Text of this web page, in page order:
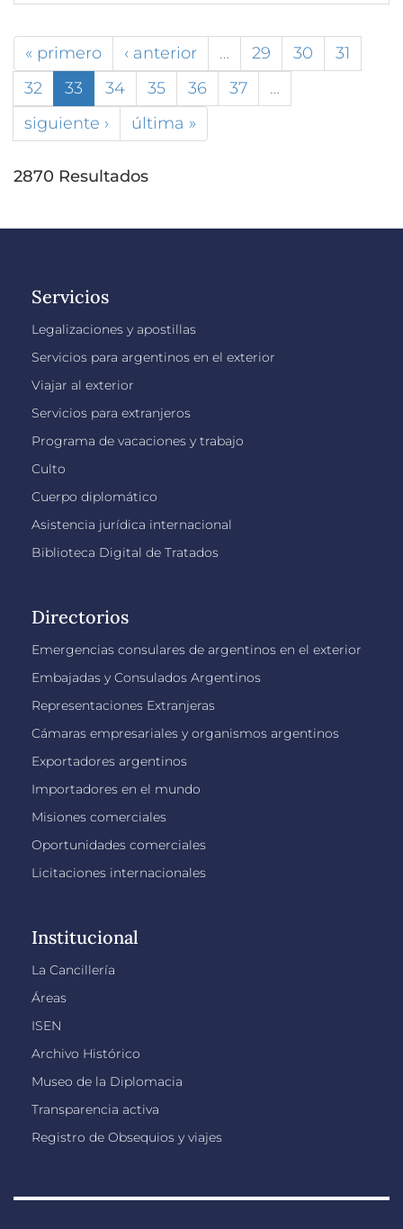
« primero ‹ anterior … 29 30
31
32
33 34 35 36 37
…
siguiente ›
última »
2870 Resultados
Servicios
Legalizaciones y apostillas
Servicios para argentinos en el exterior
Viajar al exterior
Servicios para extranjeros
Programa de vacaciones y trabajo
Culto
Cuerpo diplomático
Asistencia jurídica internacional
Biblioteca Digital de Tratados
Directorios
Emergencias consulares de argentinos en el exterior
Embajadas y Consulados Argentinos
Representaciones Extranjeras
Cámaras empresariales y organismos argentinos
Exportadores argentinos
Importadores en el mundo
Misiones comerciales
Oportunidades comerciales
Licitaciones internacionales
Institucional
La Cancillería
Áreas
ISEN
Archivo Histórico
Museo de la Diplomacia
Transparencia activa
Registro de Obsequios y viajes